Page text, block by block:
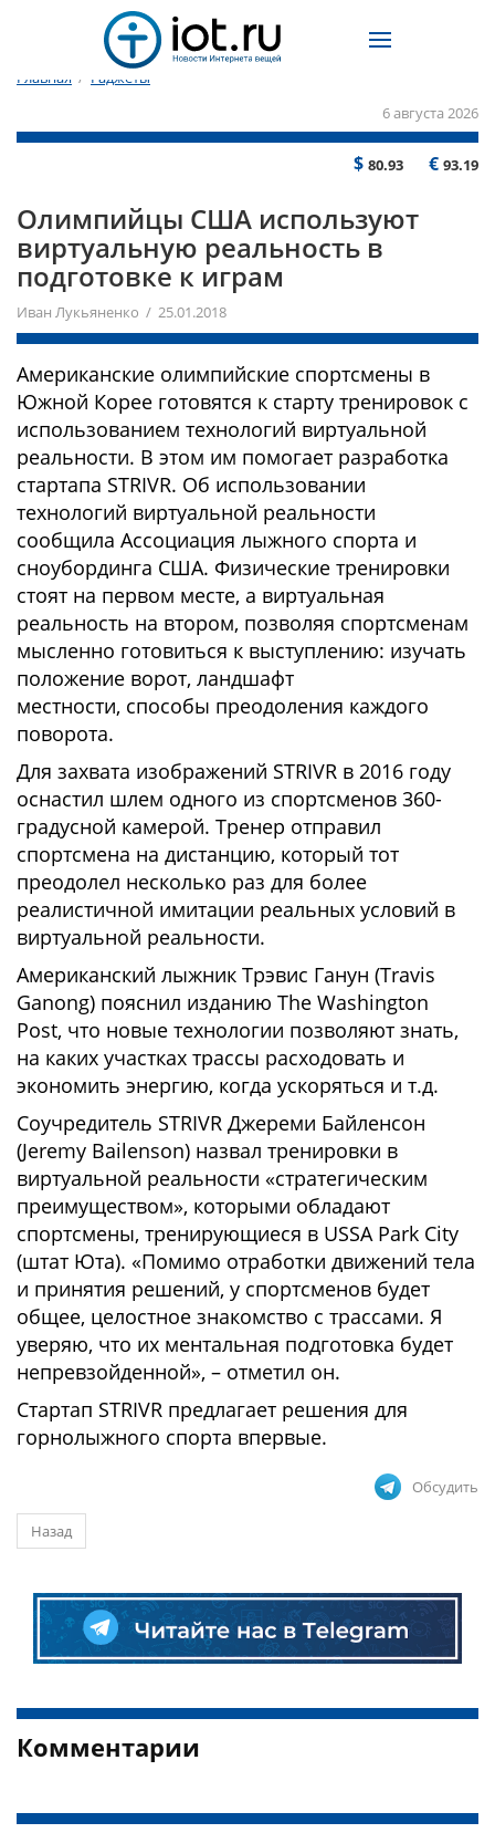
Главная / Гаджеты
6 августа 2026
$ 80.93 € 93.19
Олимпийцы США используют
виртуальную реальность в
подготовке к играм
Иван Лукьяненко / 25.01.2018
Американские олимпийские спортсмены в
Южной Корее готовятся к старту тренировок с
использованием технологий виртуальной
реальности. В этом им помогает разработка
стартапа STRIVR. Об использовании
технологий виртуальной реальности
сообщила Ассоциация лыжного спорта и
сноубординга США. Физические тренировки
стоят на первом месте, а виртуальная
реальность на втором, позволяя спортсменам
мысленно готовиться к выступлению: изучать
положение ворот, ландшафт
местности, способы преодоления каждого
поворота.
Для захвата изображений STRIVR в 2016 году
оснастил шлем одного из спортсменов 360-
градусной камерой. Тренер отправил
спортсмена на дистанцию, который тот
преодолел несколько раз для более
реалистичной имитации реальных условий в
виртуальной реальности.
Американский лыжник Трэвис Ганун (Travis
Ganong) пояснил изданию The Washington
Post, что новые технологии позволяют знать,
на каких участках трассы расходовать и
экономить энергию, когда ускоряться и т.д.
Соучредитель STRIVR Джереми Байленсон
(Jeremy Bailenson) назвал тренировки в
виртуальной реальности «стратегическим
преимуществом», которыми обладают
спортсмены, тренирующиеся в USSA Park City
(штат Юта). «Помимо отработки движений тела
и принятия решений, у спортсменов будет
общее, целостное знакомство с трассами. Я
уверяю, что их ментальная подготовка будет
непревзойденной», – отметил он.
Стартап STRIVR предлагает решения для
горнолыжного спорта впервые.
Обсудить
Назад
Комментарии